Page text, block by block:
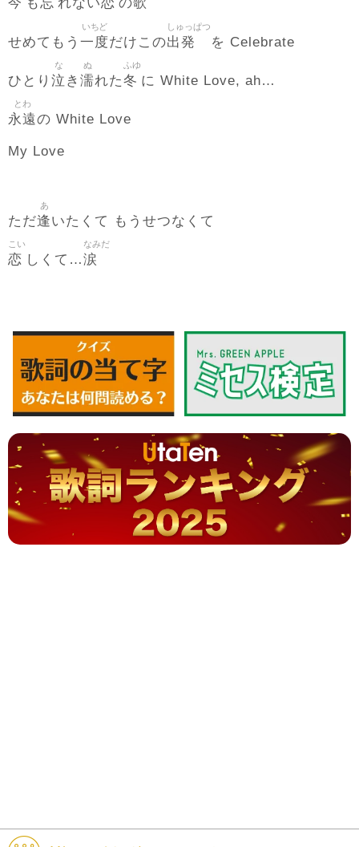
も れない の
せめてもう 一度
いちど
だけこの出発
しゅっぱつ
を Celebrate
ひとり 泣
な
き 濡
ぬ
れた冬
ふゆ
に White Love, ah…
永遠
とわ
の White Love
My Love
ただ逢
あ
いたくて もうせつなくて
恋
こい
しくて…涙
なみだ